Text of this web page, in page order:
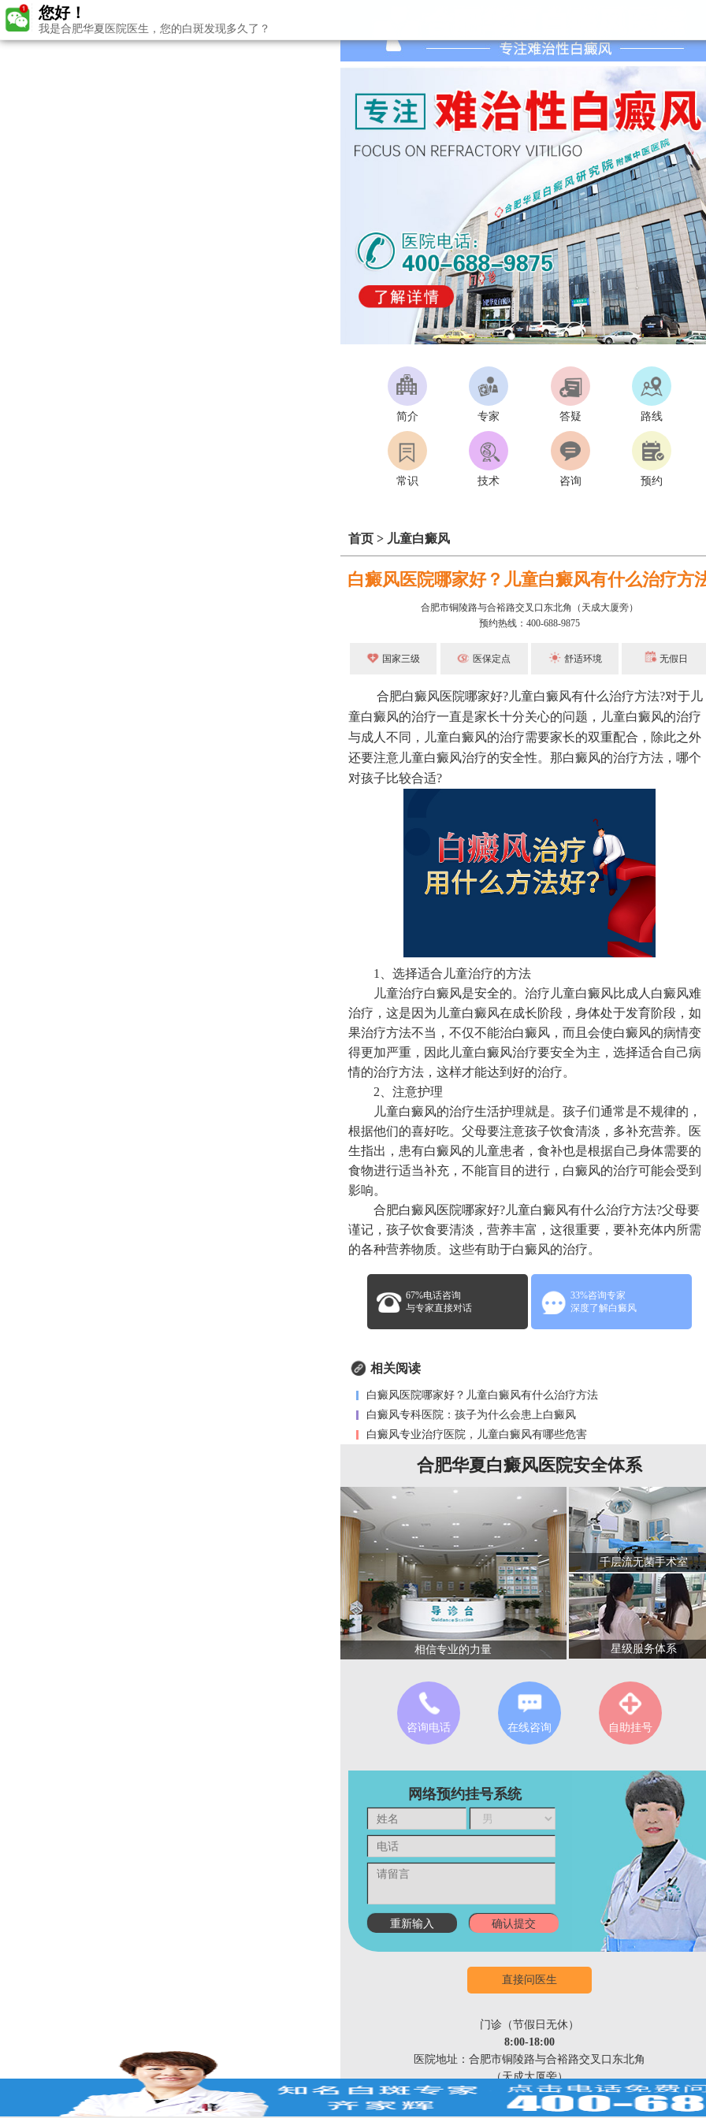
简介 专家 答疑 路线
常识 技术 咨询 预约
首页 > 儿童白癜风
白癜风医院哪家好？儿童白癜风有什么治疗方
合肥市铜陵路与合裕路交叉口东北角（天成大厦旁）
预约热线：400-688-9875
国家三级 医保定点 舒适环境 无假日
合肥白癜风医院哪家好?儿童白癜风有什么治疗方法?对于儿
童白癜风的治疗一直是家长十分关心的问题，儿童白癜风的治疗
与成人不同，儿童白癜风的治疗需要家长的双重配合，除此之外
还要注意儿童白癜风治疗的安全性。那白癜风的治疗方法，哪个
对孩子比较合适?
1、选择适合儿童治疗的方法
儿童治疗白癜风是安全的。治疗儿童白癜风比成人白癜风难
治疗，这是因为儿童白癜风在成长阶段，身体处于发育阶段，如
果治疗方法不当，不仅不能治白癜风，而且会使白癜风的病情变
得更加严重，因此儿童白癜风治疗要安全为主，选择适合自己病
情的治疗方法，这样才能达到好的治疗。
2、注意护理
儿童白癜风的治疗生活护理就是。孩子们通常是不规律的，
根据他们的喜好吃。父母要注意孩子饮食清淡，多补充营养。医
生指出，患有白癜风的儿童患者，食补也是根据自己身体需要的
食物进行适当补充，不能盲目的进行，白癜风的治疗可能会受到
影响。
合肥白癜风医院哪家好?儿童白癜风有什么治疗方法?父母要
谨记，孩子饮食要清淡，营养丰富，这很重要，要补充体内所需
的各种营养物质。这些有助于白癜风的治疗。
67%电话咨询
与专家直接对话
33%咨询专家
深度了解白癜风
相关阅读
白癜风医院哪家好？儿童白癜风有什么治疗方法
白癜风专科医院：孩子为什么会患上白癜风
白癜风专业治疗医院，儿童白癜风有哪些危害
合肥华夏白癜风医院安全体系
相信专业的力量
千层流无菌手术室
星级服务体系
咨询电话 在线咨询 自助挂号
网络预约挂号系统
直接问医生
门诊（节假日无休）
8:00-18:00
医院地址：合肥市铜陵路与合裕路交叉口东北角
（天成大厦旁）
祛白热线：400-688-9875
您好！
我是合肥华夏医院医生，您的白斑发现多久了？
在的，请讲！